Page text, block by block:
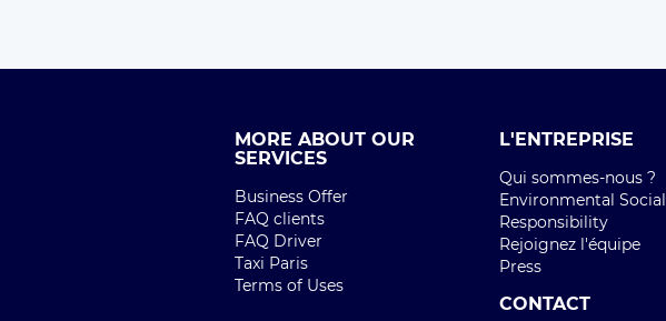
MORE ABOUT OUR
SERVICES
Business Offer
FAQ clients
FAQ Driver
Taxi Paris
Terms of Uses
L'ENTREPRISE
Qui sommes-nous ?
Environmental Social
Responsibility
Rejoignez l'équipe
Press
CONTACT